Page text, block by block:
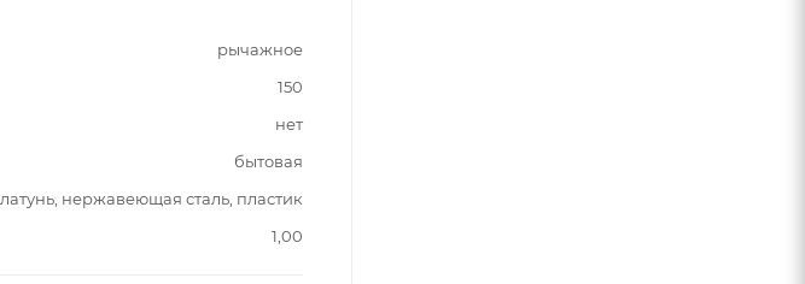
рычажное
150
нет
бытовая
латунь, нержавеющая сталь, пластик
1,00